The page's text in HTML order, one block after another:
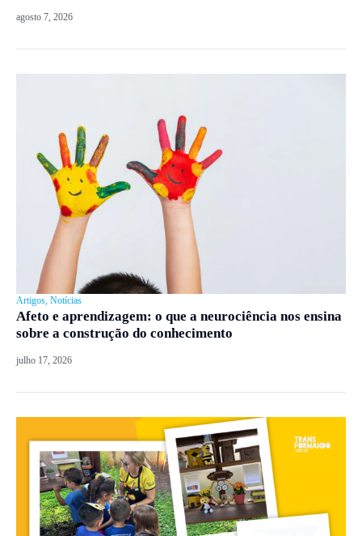
agosto 7, 2026
Artigos, Notícias
Afeto e aprendizagem: o que a neurociência nos ensina
sobre a construção do conhecimento
julho 17, 2026